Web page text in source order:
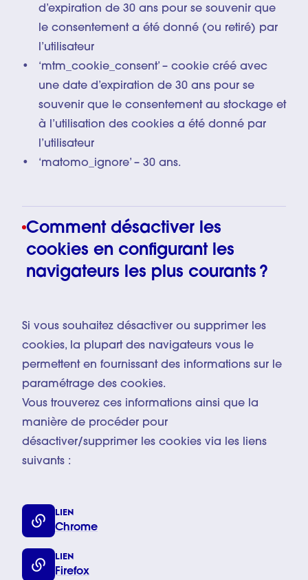
d’expiration de 30 ans pour se souvenir que
le consentement a été donné (ou retiré) par
l’utilisateur
‘mtm_cookie_consent’ – cookie créé avec
une date d’expiration de 30 ans pour se
souvenir que le consentement au stockage et
à l’utilisation des cookies a été donné par
l’utilisateur
‘matomo_ignore’ – 30 ans.
Comment désactiver les
cookies en configurant les
navigateurs les plus courants ?
Si vous souhaitez désactiver ou supprimer les
cookies, la plupart des navigateurs vous le
permettent en fournissant des informations sur le
paramétrage des cookies.
Vous trouverez ces informations ainsi que la
manière de procéder pour
désactiver/supprimer les cookies via les liens
suivants :
LIEN
Chrome
LIEN
Firefox